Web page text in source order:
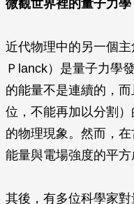
微觀世界裡的量子力學
近代物理中的另一個
Ｐlanck）是量子力學
的能量不是連續的，
位，不能再加以分割
的物理現象。然而，
能量與電場強度的平方
其後，有多位科學家